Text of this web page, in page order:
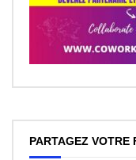
PARTAGEZ VOTRE